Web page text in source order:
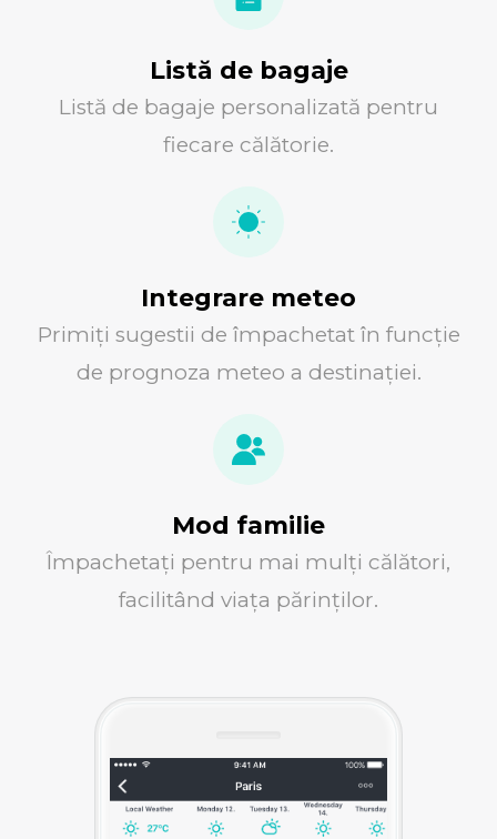
Listă de bagaje
Listă de bagaje personalizată pentru
fiecare călătorie.
Integrare meteo
Primiți sugestii de împachetat în funcție
de prognoza meteo a destinației.
Mod familie
Împachetați pentru mai mulți călători,
facilitând viața părinților.